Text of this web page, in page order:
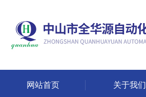
网站首页 关于我们